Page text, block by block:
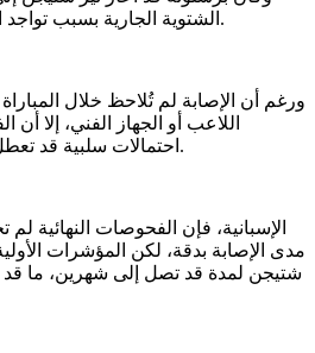
الشتوية الجارية بسبب تواجد الحارس الأول خوان جارسيا.
ورغم أن الإصابة لم تُلاحظ خلال
اللاعب أو الجهاز الفني، إلا
احتمالات سلبية قد تعطل مسيرة اللاعب مع الفريق.
مدى الإصابة بدقة، لكن المؤشرات
شتيجن لمدة قد تصل إلى شهرين، ما قد